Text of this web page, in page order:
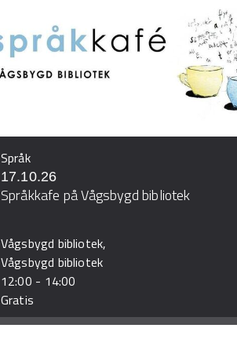
Språk
17.10.26
Språkkafe på Vågsbygd bibliotek
Vågsbygd bibliotek,
Vågsbygd bibliotek
12:00 - 14:00
Gratis